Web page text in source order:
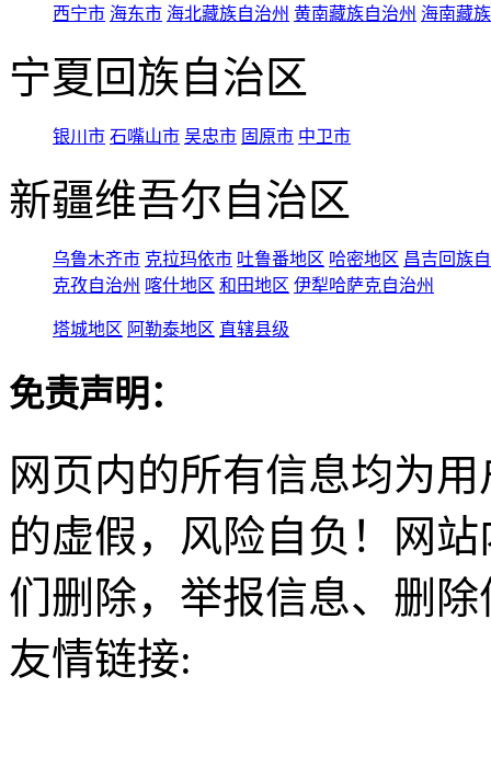
西宁市 海东市 海北藏族自治州 黄南藏族自治州 海南藏
宁夏回族自治区
银川市 石嘴山市 吴忠市 固原市 中卫市
新疆维吾尔自治区
乌鲁木齐市 克拉玛依市 吐鲁番地区 哈密地区 昌吉回族
克孜自治州 喀什地区 和田地区 伊犁哈萨克自治州
塔城地区 阿勒泰地区 直辖县级
免责声明：
网页内的所有信息均为
的虚假，风险自负！网
们删除，举报信息、删
友情链接: